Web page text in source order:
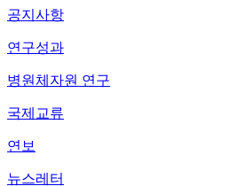
공지사항
연구성과
병원체자원 연구
국제교류
연보
뉴스레터